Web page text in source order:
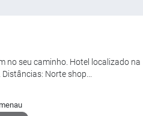
no seu caminho. Hotel localizado na
Norte shop...